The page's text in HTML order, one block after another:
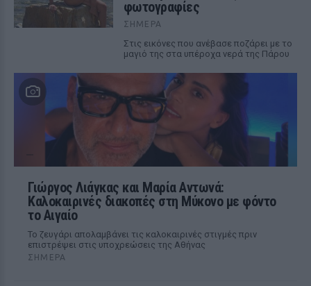
φωτογραφίες
ΣΉΜΕΡΑ
Στις εικόνες που ανέβασε ποζάρει με το
μαγιό της στα υπέροχα νερά της Πάρου
Γιώργος Λιάγκας και Μαρία Αντωνά:
Καλοκαιρινές διακοπές στη Μύκονο με φόντο
το Αιγαίο
Το ζευγάρι απολαμβάνει τις καλοκαιρινές στιγμές πριν
επιστρέψει στις υποχρεώσεις της Αθήνας
ΣΉΜΕΡΑ